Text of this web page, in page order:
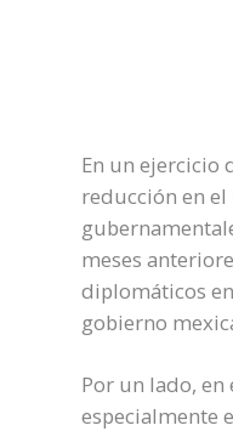
En un ejercicio
reducción en
meses
diplomáticos
gobierno
Por un lado, en
especialmente